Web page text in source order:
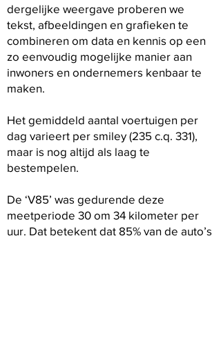
dergelijke weergave proberen we
tekst, afbeeldingen en grafieken te
combineren om data en kennis op een
zo eenvoudig mogelijke manier aan
inwoners en ondernemers kenbaar te
maken.
Het gemiddeld aantal voertuigen per
dag varieert per smiley (235 c.q. 331),
maar is nog altijd als laag te
bestempelen.
De ‘V85’ was gedurende deze
meetperiode 30 om 34 kilometer per
uur. Dat betekent dat 85% van de auto’s